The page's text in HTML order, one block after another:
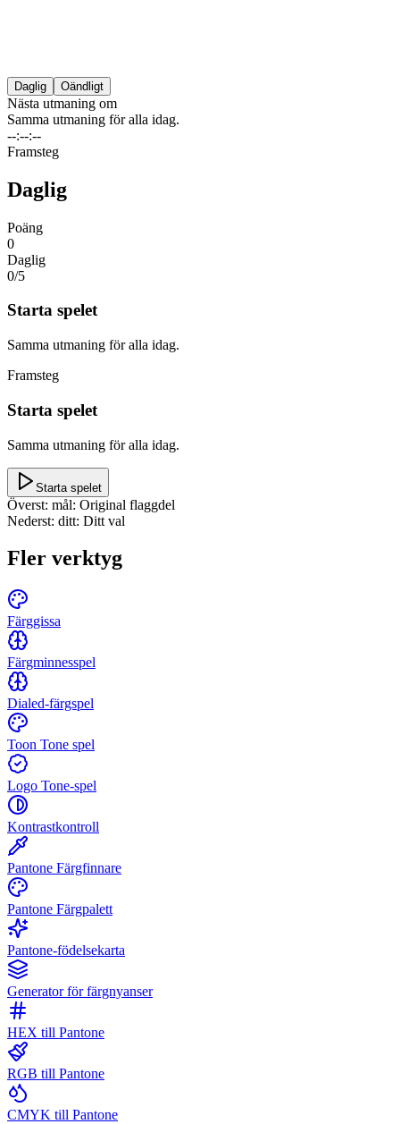
Daglig Oändligt
Nästa utmaning om
Samma utmaning för alla idag.
--:--:--
Framsteg
Daglig
Poäng
0
Daglig
0/5
Starta spelet
Samma utmaning för alla idag.
Framsteg
Starta spelet
Samma utmaning för alla idag.
Starta spelet
Överst: mål: Original flaggdel
Nederst: ditt: Ditt val
Fler verktyg
Färggissa
Färgminnesspel
Dialed-färgspel
Toon Tone spel
Logo Tone-spel
Kontrastkontroll
Pantone Färgfinnare
Pantone Färgpalett
Pantone-födelsekarta
Generator för färgnyanser
HEX till Pantone
RGB till Pantone
CMYK till Pantone